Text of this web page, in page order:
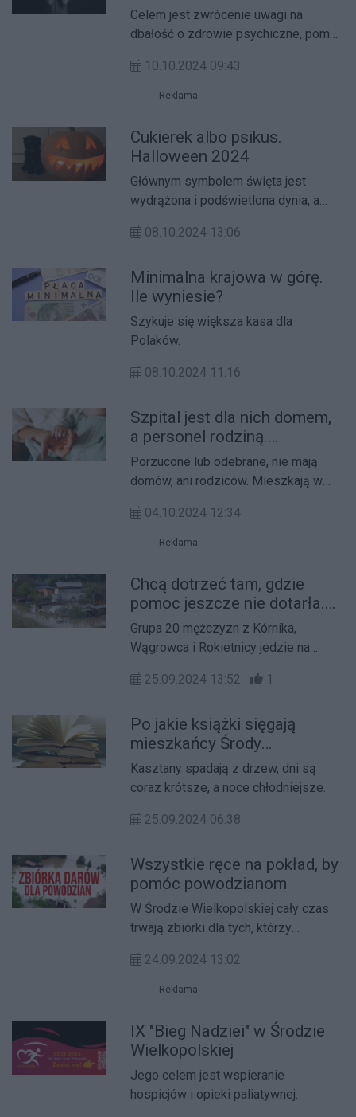
Celem jest zwrócenie uwagi na
dbałość o zdrowie psychiczne, pomoc
medycznej nad ludźmi, którzy
zmagają się z zaburzeniami
10.10.2024 09:43
Reklama
Cukierek albo psikus.
Halloween 2024
Głównym symbolem święta jest
wydrążona i podświetlona dynia, a
zbieranie przez najmłodszych
08.10.2024 13:06
Minimalna krajowa w górę.
Ile wyniesie?
Szykuje się większa kasa dla
Polaków.
08.10.2024 11:16
Szpital jest dla nich domem,
a personel rodziną.
Porzucone dzieci mieszkają
na oddziałach
Porzucone lub odebrane, nie mają
domów, ani rodziców. Mieszkają w
04.10.2024 12:34
Reklama
Chcą dotrzeć tam, gdzie
pomoc jeszcze nie dotarła.
Mieszkańcy Wielkopolski
jadą na południe
Grupa 20 mężczyzn z Kórnika,
Wągrowca i Rokietnicy jedzie na
mieszkańcom w walce ze skutkami
25.09.2024 13:52 1
Po jakie książki sięgają
mieszkańcy Środy
Wielkopolskiej?
Kasztany spadają z drzew, dni są
coraz krótsze, a noce chłodniejsze.
25.09.2024 06:38
Wszystkie ręce na pokład, by
pomóc powodzianom
W Środzie Wielkopolskiej cały czas
trwają zbiórki dla tych, którzy
24.09.2024 13:02
Reklama
IX "Bieg Nadziei" w Środzie
Wielkopolskiej
Jego celem jest wspieranie
hospicjów i opieki paliatywnej.